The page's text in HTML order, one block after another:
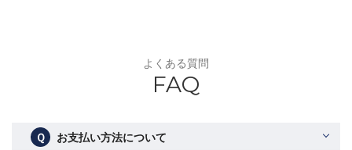
よくある質問
FAQ
Ｑ お支払い方法について